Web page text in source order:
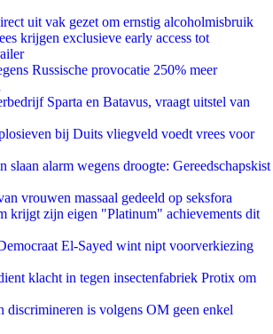
uit vak gezet om ernstig alcoholmisbruik
krijgen exclusieve early access tot
Russische provocatie 250% meer
Sparta en Batavus, vraagt uitstel van
bij Duits vliegveld voedt vrees voor
slaan alarm wegens droogte: Gereedschapskist
vrouwen massaal gedeeld op seksfora
krijgt zijn eigen "Platinum" achievements dit
El-Sayed wint nipt voorverkiezing
klacht in tegen insectenfabriek Protix om
discrimineren is volgens OM geen enkel